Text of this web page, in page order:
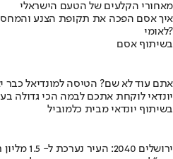
מאחורי הקלעים של הטעם הישראלי
לאומי?
בשיתוף אסם
אתם עוד לא שם? הטיסה למונדיאל כבר
יונדאי לוקחת אתכם לבמה הכי גדולה
בשיתוף יונדאי מבית כלמוביל
ירושלים 2040: העיר נערכת ל- 1.5 מליון תושבים